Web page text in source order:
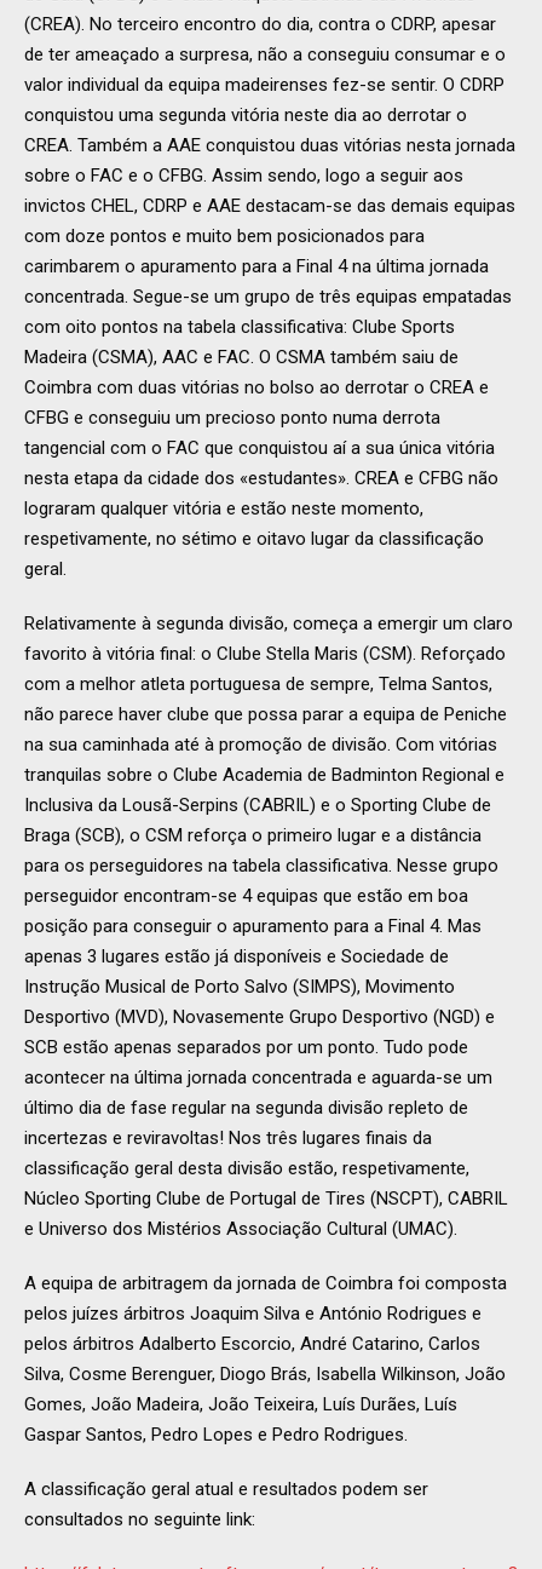
(CREA). No terceiro encontro do dia, contra o CDRP, apesar
de ter ameaçado a surpresa, não a conseguiu consumar e o
valor individual da equipa madeirenses fez-se sentir. O CDRP
conquistou uma segunda vitória neste dia ao derrotar o
CREA. Também a AAE conquistou duas vitórias nesta jornada
sobre o FAC e o CFBG. Assim sendo, logo a seguir aos
invictos CHEL, CDRP e AAE destacam-se das demais equipas
com doze pontos e muito bem posicionados para
carimbarem o apuramento para a Final 4 na última jornada
concentrada. Segue-se um grupo de três equipas empatadas
com oito pontos na tabela classificativa: Clube Sports
Madeira (CSMA), AAC e FAC. O CSMA também saiu de
Coimbra com duas vitórias no bolso ao derrotar o CREA e
CFBG e conseguiu um precioso ponto numa derrota
tangencial com o FAC que conquistou aí a sua única vitória
nesta etapa da cidade dos «estudantes». CREA e CFBG não
lograram qualquer vitória e estão neste momento,
respetivamente, no sétimo e oitavo lugar da classificação
geral.
Relativamente à segunda divisão, começa a emergir um claro
favorito à vitória final: o Clube Stella Maris (CSM). Reforçado
com a melhor atleta portuguesa de sempre, Telma Santos,
não parece haver clube que possa parar a equipa de Peniche
na sua caminhada até à promoção de divisão. Com vitórias
tranquilas sobre o Clube Academia de Badminton Regional e
Inclusiva da Lousã-Serpins (CABRIL) e o Sporting Clube de
Braga (SCB), o CSM reforça o primeiro lugar e a distância
para os perseguidores na tabela classificativa. Nesse grupo
perseguidor encontram-se 4 equipas que estão em boa
posição para conseguir o apuramento para a Final 4. Mas
apenas 3 lugares estão já disponíveis e Sociedade de
Instrução Musical de Porto Salvo (SIMPS), Movimento
Desportivo (MVD), Novasemente Grupo Desportivo (NGD) e
SCB estão apenas separados por um ponto. Tudo pode
acontecer na última jornada concentrada e aguarda-se um
último dia de fase regular na segunda divisão repleto de
incertezas e reviravoltas! Nos três lugares finais da
classificação geral desta divisão estão, respetivamente,
Núcleo Sporting Clube de Portugal de Tires (NSCPT), CABRIL
e Universo dos Mistérios Associação Cultural (UMAC).
A equipa de arbitragem da jornada de Coimbra foi composta
pelos juízes árbitros Joaquim Silva e António Rodrigues e
pelos árbitros Adalberto Escorcio, André Catarino, Carlos
Silva, Cosme Berenguer, Diogo Brás, Isabella Wilkinson, João
Gomes, João Madeira, João Teixeira, Luís Durães, Luís
Gaspar Santos, Pedro Lopes e Pedro Rodrigues.
A classificação geral atual e resultados podem ser
consultados no seguinte link: